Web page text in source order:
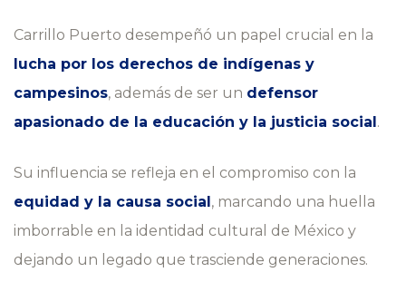
Carrillo Puerto desempeñó un papel crucial en la
lucha por los derechos de indígenas y
campesinos, además de ser un defensor
apasionado de la educación y la justicia social.
Su influencia se refleja en el compromiso con la
equidad y la causa social, marcando una huella
imborrable en la identidad cultural de México y
dejando un legado que trasciende generaciones.